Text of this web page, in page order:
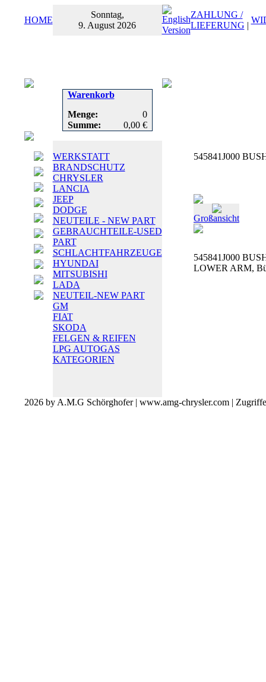
HOME
Sonntag,
9. August 2026
ZAHLUNG /
LIEFERUNG |
Warenkorb
Menge:
0
Summe:
0,00 €
WERKSTATT
BRANDSCHUTZ
CHRYSLER
LANCIA
JEEP
DODGE
NEUTEILE - NEW PART
GEBRAUCHTEILE-USED
PART
SCHLACHTFAHRZEUGE
HYUNDAI
MITSUBISHI
LADA
NEUTEIL-NEW PART
GM
FIAT
SKODA
FELGEN & REIFEN
LPG AUTOGAS
KATEGORIEN
545841J000
Großansicht
545841J000
LOWER ARM,
2026 by A.M.G Schörghofer | www.amg-chrysler.com |